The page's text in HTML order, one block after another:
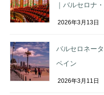
｜バルセロナ
2026年3月13日
バルセロネー
ペイン
2026年3月11日